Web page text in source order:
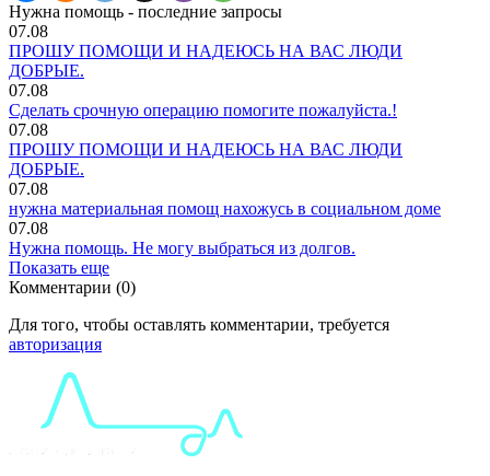
Нужна помощь - последние запросы
07.08
ПРОШУ ПОМОЩИ И НАДЕЮСЬ НА ВАС ЛЮДИ
ДОБРЫЕ.
07.08
Сделать срочную операцию помогите пожалуйста.!
07.08
ПРОШУ ПОМОЩИ И НАДЕЮСЬ НА ВАС ЛЮДИ
ДОБРЫЕ.
07.08
нужна материальная помощ нахожусь в социальном доме
07.08
Нужна помощь. Не могу выбраться из долгов.
Показать еще
Комментарии (0)
Для того, чтобы оставлять комментарии, требуется
авторизация